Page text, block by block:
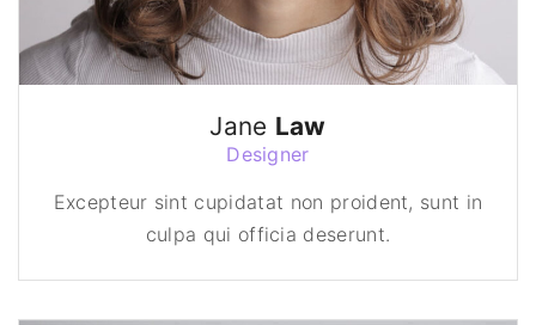
Jane Law
Designer
Excepteur sint cupidatat non proident, sunt in
culpa qui officia deserunt.